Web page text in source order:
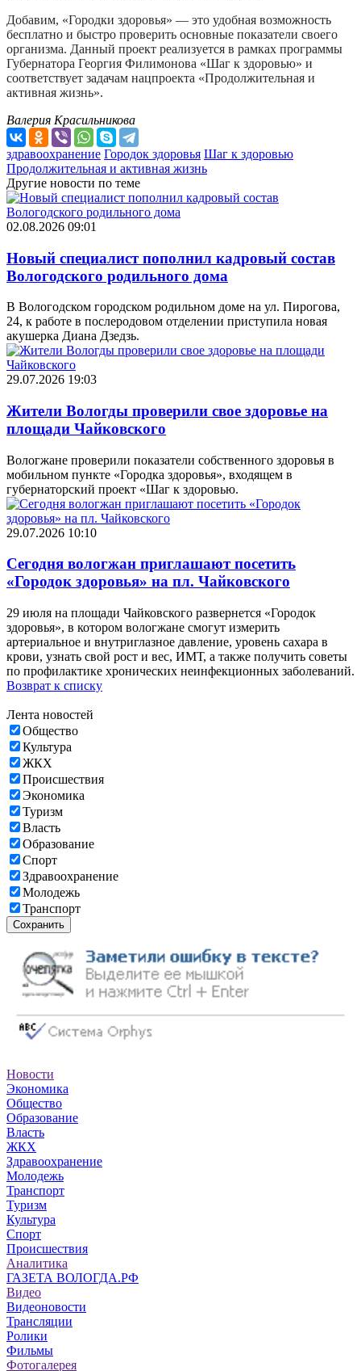
Добавим, «Городки здоровья» — это удобная возможность
бесплатно и быстро проверить основные показатели своего
организма. Данный проект реализуется в рамках программы
Губернатора Георгия Филимонова «Шаг к здоровью» и
соответствует задачам нацпроекта «Продолжительная и
активная жизнь».
Валерия Красильникова
здравоохранение Городок здоровья Шаг к здоровью
Продолжительная и активная жизнь
Другие новости по теме
02.08.2026 09:01
Новый специалист пополнил кадровый состав
Вологодского родильного дома
В Вологодском городском родильном доме на ул. Пирогова,
24, к работе в послеродовом отделении приступила новая
акушерка Диана Дзедзь.
29.07.2026 19:03
Жители Вологды проверили свое здоровье на
площади Чайковского
Вологжане проверили показатели собственного здоровья в
мобильном пункте «Городка здоровья», входящем в
губернаторский проект «Шаг к здоровью.
29.07.2026 10:10
Сегодня вологжан приглашают посетить
«Городок здоровья» на пл. Чайковского
29 июля на площади Чайковского развернется «Городок
здоровья», в котором вологжане смогут измерить
артериальное и внутриглазное давление, уровень сахара в
крови, узнать свой рост и вес, ИМТ, а также получить советы
по профилактике хронических неинфекционных заболеваний.
Возврат к списку
Лента новостей
Общество
Культура
ЖКХ
Происшествия
Экономика
Туризм
Власть
Образование
Спорт
Здравоохранение
Молодежь
Транспорт
Сохранить
Новости
Экономика
Общество
Образование
Власть
ЖКХ
Здравоохранение
Молодежь
Транспорт
Туризм
Культура
Спорт
Происшествия
Аналитика
ГАЗЕТА ВОЛОГДА.РФ
Видео
Видеоновости
Трансляции
Ролики
Фильмы
Фотогалерея